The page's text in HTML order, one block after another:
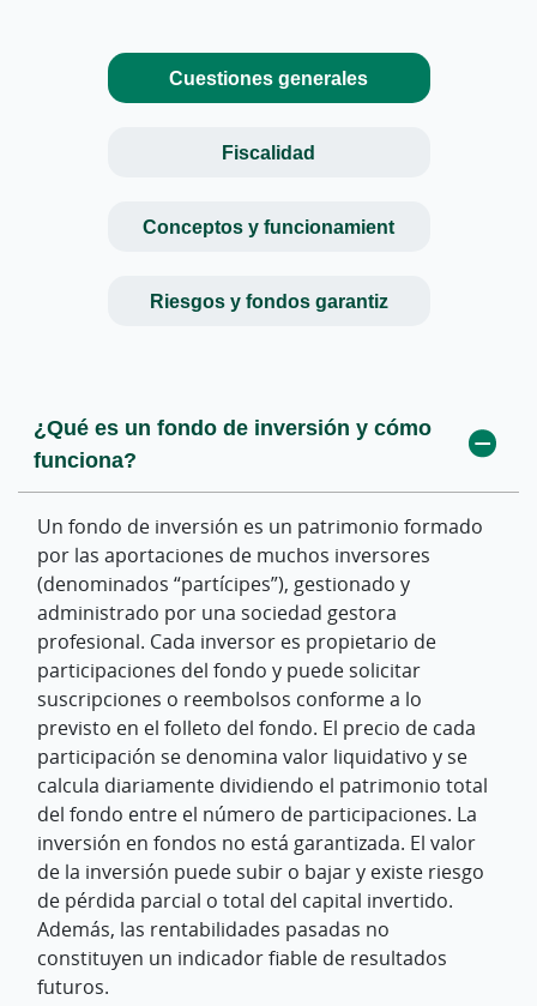
Cuestiones generales
Fiscalidad
Conceptos y funcionamient
Riesgos y fondos garantiz
¿Qué es un fondo de inversión y cómo
funciona?
Un fondo de inversión es un patrimonio formado
por las aportaciones de muchos inversores
(denominados “partícipes”), gestionado y
administrado por una sociedad gestora
profesional. Cada inversor es propietario de
participaciones del fondo y puede solicitar
suscripciones o reembolsos conforme a lo
previsto en el folleto del fondo. El precio de cada
participación se denomina valor liquidativo y se
calcula diariamente dividiendo el patrimonio total
del fondo entre el número de participaciones. La
inversión en fondos no está garantizada. El valor
de la inversión puede subir o bajar y existe riesgo
de pérdida parcial o total del capital invertido.
Además, las rentabilidades pasadas no
constituyen un indicador fiable de resultados
futuros.
¿Cuál es el régimen fiscal que se aplica a
los fondos de inversión?
El rendimiento generado por la venta o reembolso de
participaciones tiene la consideración de ganancia o
pérdida patrimonial, integrándose en la base del
ahorro y tributando según la normativa vigente.
¿Cómo se determina la ganancia o pérdida
patrimonial?
¿Puedo reinvertir sin tributar?
¿Qué ventajas fiscales tienen?
Benchmark o índices de referencia
Es el índice que sirve como referencia comparativa
del fondo, cuando exista.
¿Quién supervisa la actividad de las
gestoras de fondos?
¿Qué comisiones tienen los fondos de
inversión?
¿Tienen vencimiento los fondos?
¿Quién puede ser partícipe?
¿Qué es la Sociedad Gestora?
¿Qué es la Entidad Depositaria?
¿Qué riesgos tiene un fondo de inversión?
Depende de los activos, geografía y divisa. La
inversión no está garantizada y puede haber
pérdidas.
¿Qué es un fondo garantizado?
¿Qué es la fecha de vencimiento de la
garantía?
¿Quién es el garante?
¿Qué son las ventanas de liquidez?
¿Qué hacer cuando vence la garantía?